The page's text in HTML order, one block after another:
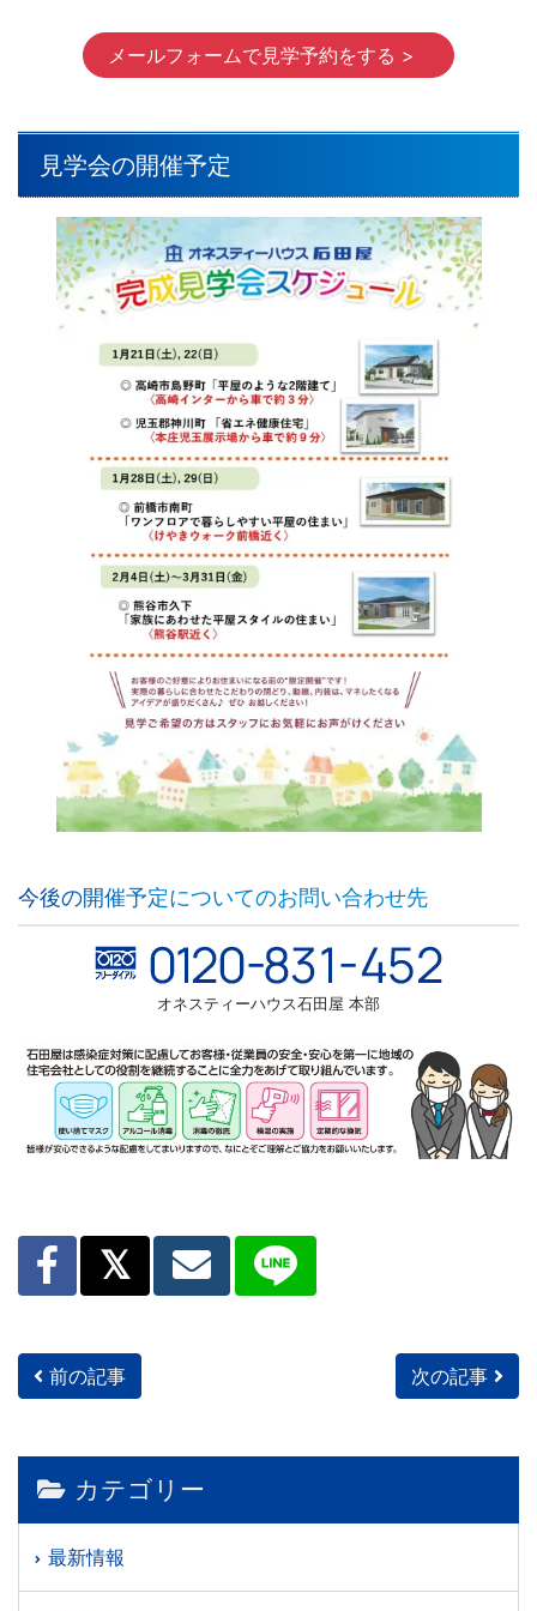
メールフォームで見学予約をする >
見学会の開催予定
今後の開催予定についてのお問い合わせ先
オネスティーハウス石田屋 本部
前の記事 次の記事
カテゴリー
最新情報